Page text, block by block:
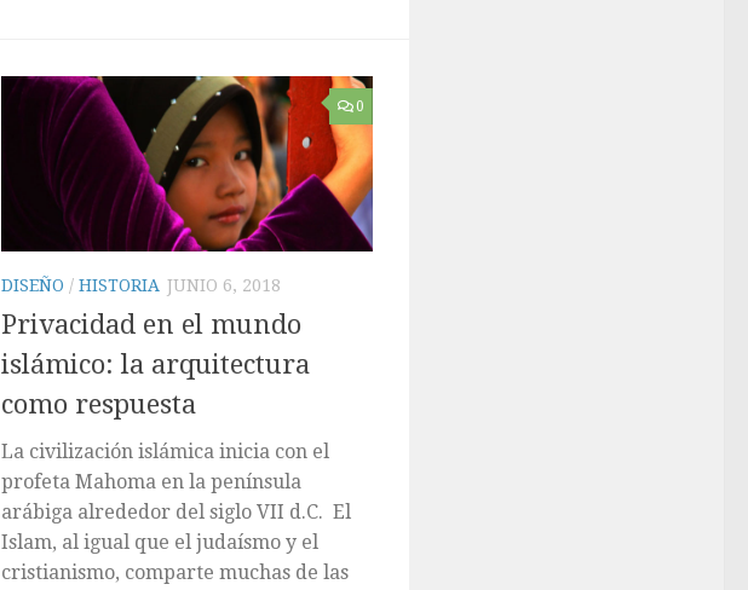
0
DISEÑO / HISTORIA JUNIO 6, 2018
Privacidad en el mundo
islámico: la arquitectura
como respuesta
La civilización islámica inicia con el
profeta Mahoma en la península
arábiga alrededor del siglo VII d.C. El
Islam, al igual que el judaísmo y el
cristianismo, comparte muchas de las